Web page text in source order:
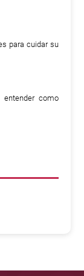
para cuidar su
como